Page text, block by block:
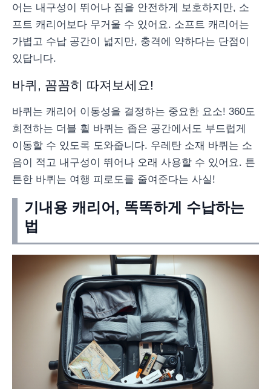
어는 내구성이 뛰어나 짐을 안전하게 보호하지만, 소
프트 캐리어보다 무거울 수 있어요. 소프트 캐리어는
가볍고 수납 공간이 넓지만, 충격에 약하다는 단점이
있답니다.
바퀴, 꼼꼼히 따져보세요!
바퀴는 캐리어 이동성을 결정하는 중요한 요소! 360도
회전하는 더블 휠 바퀴는 좁은 공간에서도 부드럽게
이동할 수 있도록 도와줍니다. 우레탄 소재 바퀴는 소
음이 적고 내구성이 뛰어나 오래 사용할 수 있어요. 튼
튼한 바퀴는 여행 피로도를 줄여준다는 사실!
기내용 캐리어, 똑똑하게 수납하는
법